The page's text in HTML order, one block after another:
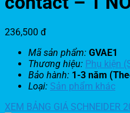
236,500 đ
Mã sản phẩm: GVAE1
Thương hiệu: Phụ kiện
Bảo hành: 1-3 năm
Loại: Sản phẩm khác
XEM BẢNG GIÁ SCHNEIDER